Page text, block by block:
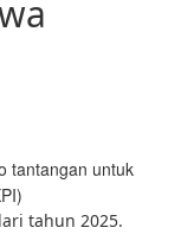
tantangan untuk
tahun 2025.